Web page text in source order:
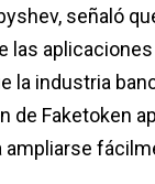
señaló
la industria
Faketoken